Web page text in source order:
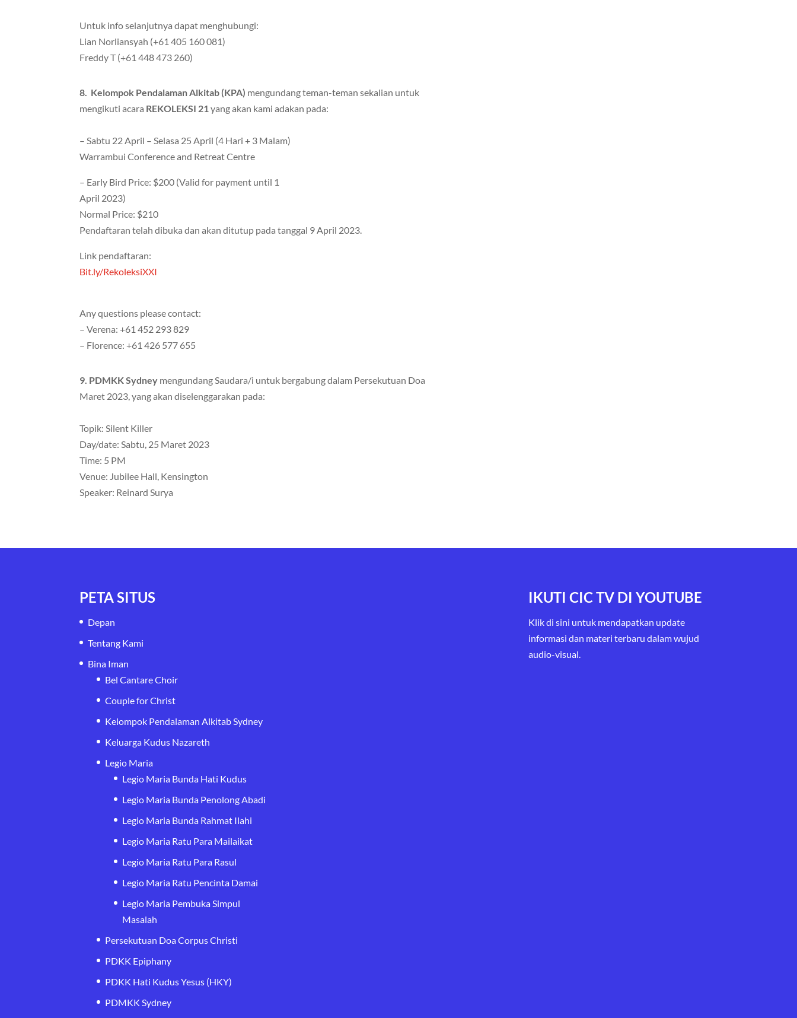
Untuk info selanjutnya dapat menghubungi:
Lian Norliansyah (+61 405 160 081)
Freddy T (+61 448 473 260)
8. Kelompok Pendalaman Alkitab (KPA) mengundang teman-teman sekalian untuk
mengikuti acara REKOLEKSI 21yang akan kami adakan pada:
– Sabtu 22 April – Selasa 25 April (4 Hari + 3 Malam)
Warrambui Conference and Retreat Centre
– Early Bird Price: $200 (Valid for payment until 1
April 2023)
Normal Price: $210
Pendaftaran telah dibuka dan akan ditutup pada tanggal 9 April 2023.
Link pendaftaran:
Bit.ly/RekoleksiXXI
Any questions please contact:
– Verena: +61 452 293 829
– Florence: +61 426 577 655
9. PDMKK Sydney mengundang Saudara/i untuk bergabung dalam Persekutuan Doa
Maret 2023, yang akan diselenggarakan pada:
Topik: Silent Killer
Day/date: Sabtu, 25 Maret 2023
Time: 5 PM
Venue: Jubilee Hall, Kensington
Speaker: Reinard Surya
PETA SITUS
Depan
Tentang Kami
Bina Iman
Bel Cantare Choir
Couple for Christ
Kelompok Pendalaman Alkitab Sydney
Keluarga Kudus Nazareth
Legio Maria
Legio Maria Bunda Hati Kudus
Legio Maria Bunda Penolong Abadi
Legio Maria Bunda Rahmat Ilahi
Legio Maria Ratu Para Mailaikat
Legio Maria Ratu Para Rasul
Legio Maria Ratu Pencinta Damai
Legio Maria Pembuka Simpul
Masalah
Persekutuan Doa Corpus Christi
PDKK Epiphany
PDKK Hati Kudus Yesus (HKY)
PDMKK Sydney
IKUTI CIC TV DI YOUTUBE
Klik di sini untuk mendapatkan update
informasi dan materi terbaru dalam wujud
audio-visual.